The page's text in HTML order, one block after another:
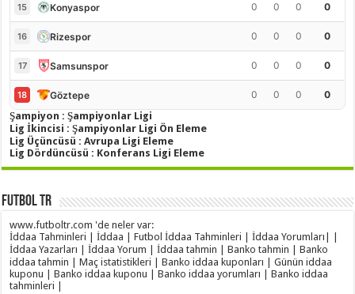
15 Konyaspor 0 0 0 0
16 Rizespor 0 0 0 0
17 Samsunspor 0 0 0 0
18 Göztepe 0 0 0
0
Şampiyon : Şampiyonlar Ligi
Lig İkincisi : Şampiyonlar Ligi Ön Eleme
Lig Üçüncüsü : Avrupa Ligi Eleme
Lig Dördüncüsü : Konferans Ligi Eleme
Futbol TR
www.futboltr.com 'de neler var:
İddaa Tahminleri | İddaa | Futbol İddaa Tahminleri | İddaa Yorumları| |
İddaa Yazarları | İddaa Yorum | İddaa tahmin | Banko tahmin | Banko
iddaa tahmin | Maç istatistikleri | Banko iddaa kuponları | Günün iddaa
kuponu | Banko iddaa kuponu | Banko iddaa yorumları | Banko iddaa
tahminleri |